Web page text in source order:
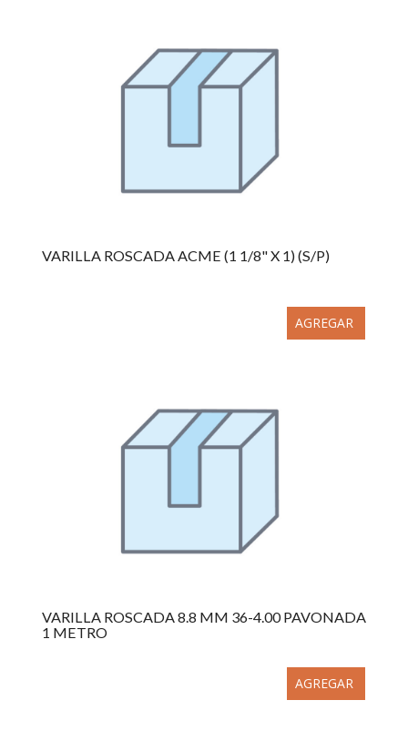
VARILLA ROSCADA ACME (1 1/8" X 1) (S/P)
AGREGAR
VARILLA ROSCADA 8.8 MM 36-4.00 PAVONADA
1 METRO
AGREGAR